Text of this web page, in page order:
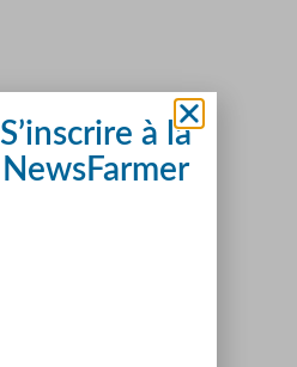
S’inscrire à la
NewsFarmer